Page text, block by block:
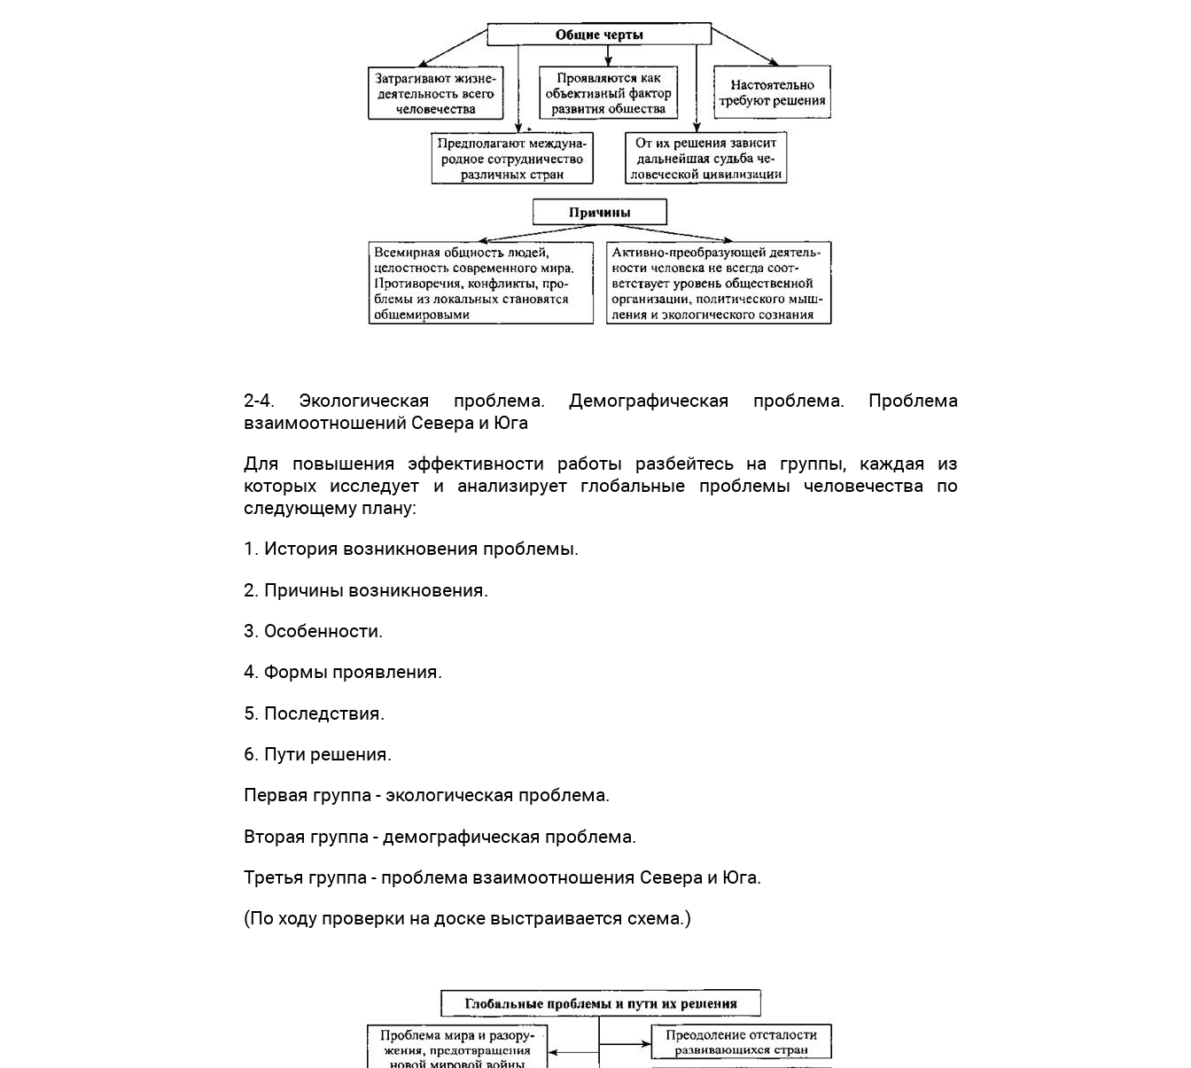
2-4. Экологическая проблема. Демографическая проблема. Проблема
взаимоотношений Севера и Юга
Для повышения эффективности работы разбейтесь на группы, каждая из
которых исследует и анализирует глобальные проблемы человечества по
следующему плану:
1. История возникновения проблемы.
2. Причины возникновения.
3. Особенности.
4. Формы проявления.
5. Последствия.
6. Пути решения.
Первая группа - экологическая проблема.
Вторая группа - демографическая проблема.
Третья группа - проблема взаимоотношения Севера и Юга.
(По ходу проверки на доске выстраивается схема.)